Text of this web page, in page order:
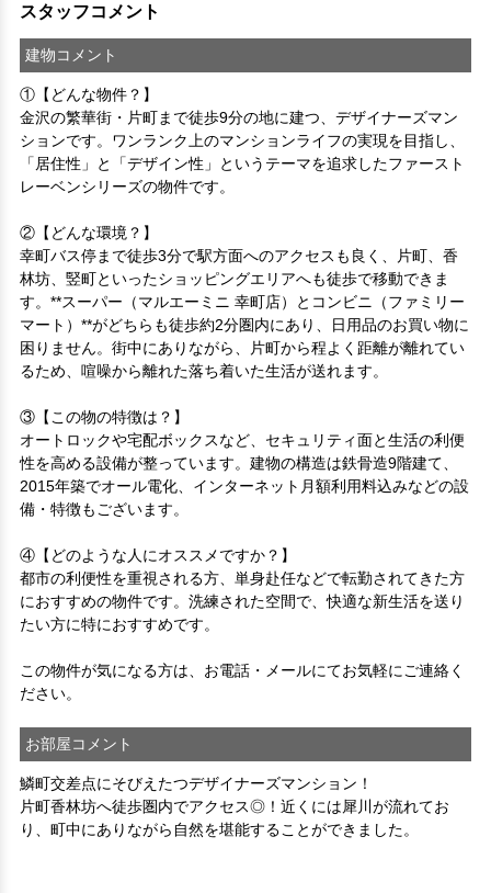
スタッフコメント
建物コメント
①【どんな物件？】
金沢の繁華街・片町まで徒歩9分の地に建つ、デザイナーズマン
ションです。ワンランク上のマンションライフの実現を目指し、
「居住性」と「デザイン性」というテーマを追求したファースト
レーベンシリーズの物件です。
②【どんな環境？】
幸町バス停まで徒歩3分で駅方面へのアクセスも良く、片町、香
林坊、竪町といったショッピングエリアへも徒歩で移動できま
す。**スーパー（マルエーミニ 幸町店）とコンビニ（ファミリー
マート）**がどちらも徒歩約2分圏内にあり、日用品のお買い物に
困りません。街中にありながら、片町から程よく距離が離れてい
るため、喧噪から離れた落ち着いた生活が送れます。
③【この物の特徴は？】
オートロックや宅配ボックスなど、セキュリティ面と生活の利便
性を高める設備が整っています。建物の構造は鉄骨造9階建て、
2015年築でオール電化、インターネット月額利用料込みなどの設
備・特徴もございます。
④【どのような人にオススメですか？】
都市の利便性を重視される方、単身赴任などで転勤されてきた方
におすすめの物件です。洗練された空間で、快適な新生活を送り
たい方に特におすすめです。
この物件が気になる方は、お電話・メールにてお気軽にご連絡く
ださい。
お部屋コメント
鱗町交差点にそびえたつデザイナーズマンション！
片町香林坊へ徒歩圏内でアクセス◎！近くには犀川が流れてお
り、町中にありながら自然を堪能することができました。